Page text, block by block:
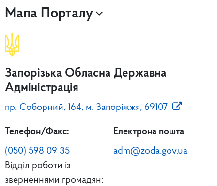
Мапа Порталу
Запорізька Обласна Державна
Адміністрація
пр. Соборний, 164, м. Запоріжжя, 69107
Телефон/Факс:
(050) 598 09 35
Відділ роботи із
зверненнями громадян:
Електрона пошта
adm@zoda.gov.ua